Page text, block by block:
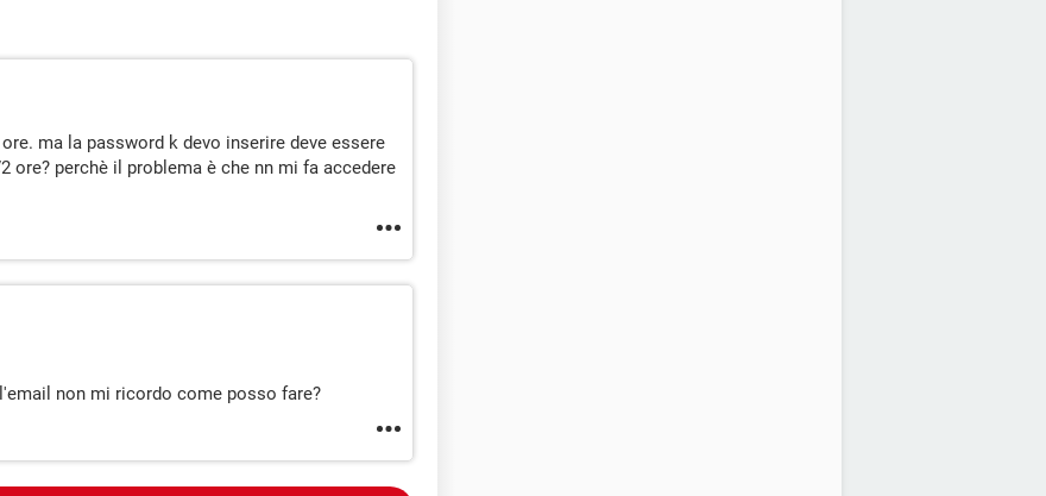
ma la password k devo inserire deve essere
ore? perchè il problema è che nn mi fa accedere
non mi ricordo come posso fare?